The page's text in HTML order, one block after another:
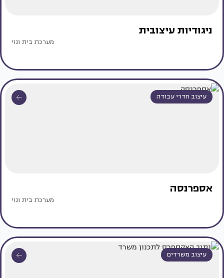
ניגודיות עיצובית
מערכת בית ונוי
עיצוב חדרי עבודה
אספרנסה
מערכת בית ונוי
עיצוב משרדים